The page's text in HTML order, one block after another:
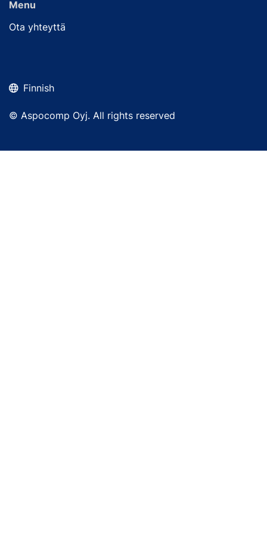
Menu
Ota yhteyttä
© Aspocomp Oyj. All rights reserved
Finnish